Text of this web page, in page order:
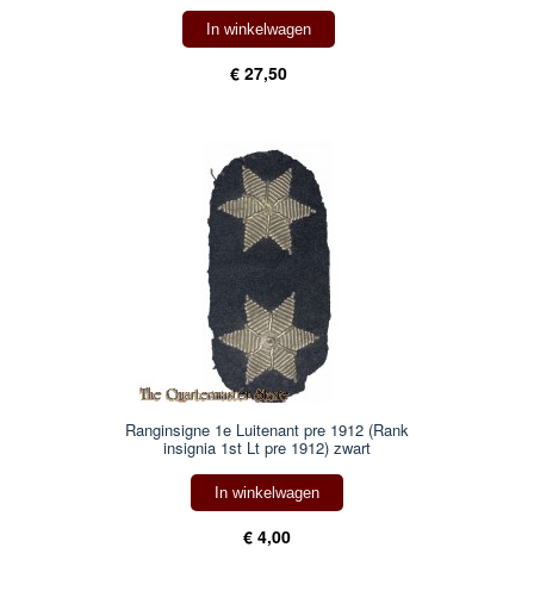
In winkelwagen
€ 27,50
Ranginsigne 1e Luitenant pre 1912 (Rank
insignia 1st Lt pre 1912) zwart
In winkelwagen
€ 4,00